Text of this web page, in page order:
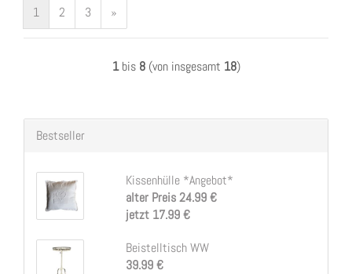
1 2 3 »
1bis 8(von insgesamt 18)
Bestseller
Kissenhülle *Angebot*
alter Preis 24.99 €
jetzt 17.99 €
Beistelltisch WW
39.99 €